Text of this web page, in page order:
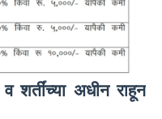
शर्तींच्या अधीन राहून